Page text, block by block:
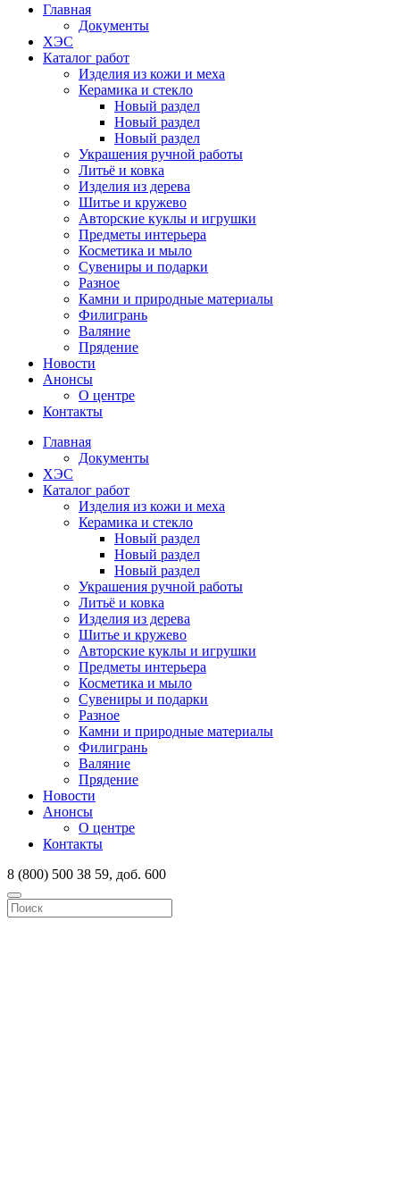
Главная
Документы
ХЭС
Каталог работ
Изделия из кожи и меха
Керамика и стекло
Новый раздел
Новый раздел
Новый раздел
Украшения ручной работы
Литьё и ковка
Изделия из дерева
Шитье и кружево
Авторские куклы и игрушки
Предметы интерьера
Косметика и мыло
Сувениры и подарки
Разное
Камни и природные материалы
Филигрань
Валяние
Прядение
Новости
Анонсы
О центре
Контакты
Главная
Документы
ХЭС
Каталог работ
Изделия из кожи и меха
Керамика и стекло
Новый раздел
Новый раздел
Новый раздел
Украшения ручной работы
Литьё и ковка
Изделия из дерева
Шитье и кружево
Авторские куклы и игрушки
Предметы интерьера
Косметика и мыло
Сувениры и подарки
Разное
Камни и природные материалы
Филигрань
Валяние
Прядение
Новости
Анонсы
О центре
Контакты
8 (800) 500 38 59, доб. 600